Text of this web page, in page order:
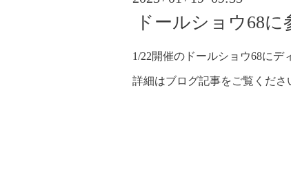
ドールショウ68に
1/22開催のドールショウ68にデ
詳細はブログ記事をご覧くださ